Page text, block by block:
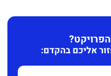
אליכם בהקדם: